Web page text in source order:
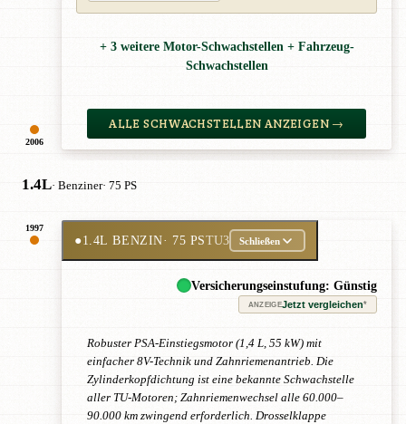
2006
+ 3 weitere Motor-Schwachstellen + Fahrzeug-
Schwachstellen
ALLE SCHWACHSTELLEN ANZEIGEN →
1.4L· Benziner· 75 PS
1997
●1.4L BENZIN· 75 PSTU3 Schließen
Versicherungseinstufung: Günstig
ANZEIGEJetzt vergleichen*
Robuster PSA-Einstiegsmotor (1,4 L, 55 kW) mit
einfacher 8V-Technik und Zahnriemenantrieb. Die
Zylinderkopfdichtung ist eine bekannte Schwachstelle
aller TU-Motoren; Zahnriemenwechsel alle 60.000–
90.000 km zwingend erforderlich. Drosselklappe